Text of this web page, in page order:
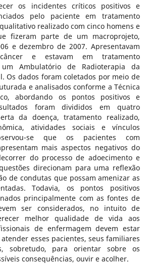
os incidentes críticos positivos e
pelo paciente em tratamento
realizado com cinco homens e
fizeram parte de um macroprojeto,
e dezembro de 2007. Apresentavam
e estavam em tratamento
Ambulatório de Radioterapia da
Os dados foram coletados por meio de
e analisados conforme a Técnica
abordando os pontos positivos e
foram divididos em quatro
da doença, tratamento realizado,
atividades sociais e vínculos
se que os pacientes com
mais aspectos negativos do
do processo de adoecimento e
direcionam para uma reflexão
de condutas que possam amenizar as
Todavia, os pontos positivos
principalmente com as fontes de
ser considerados, no intuito de
melhor qualidade de vida aos
de enfermagem devem estar
esses pacientes, seus familiares
sobretudo, para orientar sobre os
consequências, ouvir e acolher.